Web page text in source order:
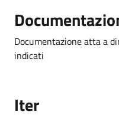
Documentazione atta a
indicati
Iter